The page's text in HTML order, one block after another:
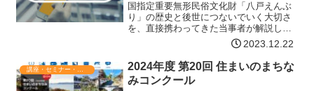
国指定重要無形民俗文化財「八戸えんぶ
り」の歴史と後世につないでいく大切さ
を、直接携わってきた当事者が解説しま
す。日時令和6年1月19日(金) 13:30～
15:00場所八戸ポータルミュージアムはっ
ち シアター2 (八戸市三日町11-1)講師…
【詳細はコチラ】
2023.12.22
2024年度 第20回 住まいのまちな
みコンクール